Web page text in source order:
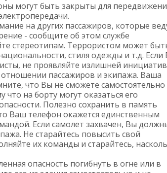
могут быть закрыты для
на других пассажиров, которые
- сообщите об этом службе
стереотипам. Террористом может
стиля одежды и т.д. Если
не проявляйте излишней
пассажиров и экипажа. Ваша
что Вы не сможете самостоятельно
на борту могут оказаться его
Полезно сохранить в память
Ваш телефон окажется единственным
Если самолет захвачен, Вы
Не старайтесь повысить свой
их команды и старайтесь,
опасность погибнуть в огне или в